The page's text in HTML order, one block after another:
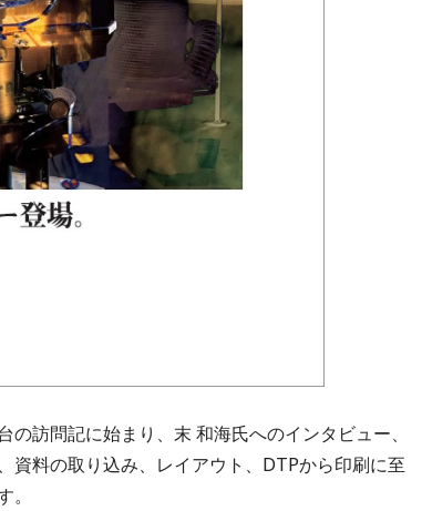
訪問記に始まり、末 和海氏へのインタビュー、
資料の取り込み、レイアウト、DTPから印刷に至